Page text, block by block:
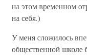
на этом временном
на себя.)
У меня сложилось
общественной школе